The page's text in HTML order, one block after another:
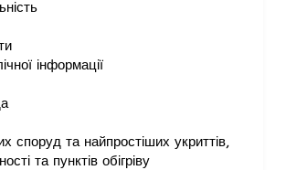
інформації
споруд та найпростіших укриттів,
та пунктів обігріву